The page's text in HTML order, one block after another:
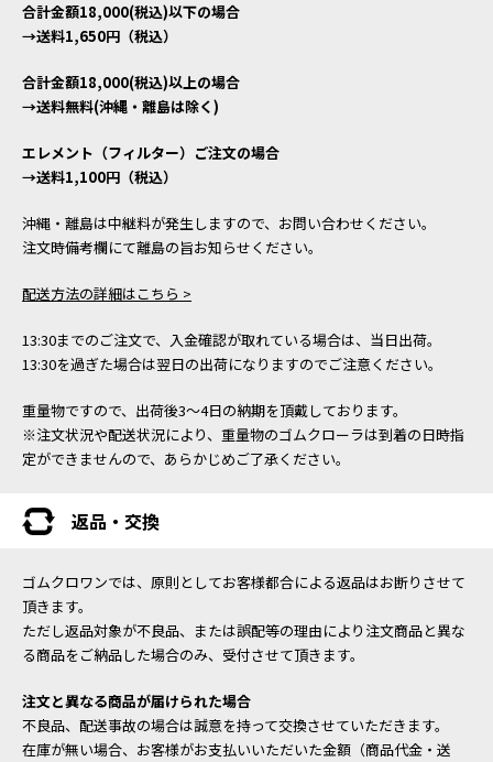
合計金額18,000(税込)以下の場合
→送料1,650円（税込）
合計金額18,000(税込)以上の場合
→送料無料(沖縄・離島は除く)
エレメント（フィルター）ご注文の場合
→送料1,100円（税込）
沖縄・離島は中継料が発生しますので、お問い合わせください。
注文時備考欄にて離島の旨お知らせください。
配送方法の詳細はこちら >
13:30までのご注文で、入金確認が取れている場合は、当日出荷。
13:30を過ぎた場合は翌日の出荷になりますのでご注意ください。
重量物ですので、出荷後3～4日の納期を頂戴しております。
※注文状況や配送状況により、重量物のゴムクローラは到着の日時指
定ができませんので、あらかじめご了承ください。
返品・交換
ゴムクロワンでは、原則としてお客様都合による返品はお断りさせて
頂きます。
ただし返品対象が不良品、または誤配等の理由により注文商品と異な
る商品をご納品した場合のみ、受付させて頂きます。
注文と異なる商品が届けられた場合
不良品、配送事故の場合は誠意を持って交換させていただきます。
在庫が無い場合、お客様がお支払いいただいた金額（商品代金・送